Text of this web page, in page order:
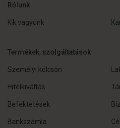
Rólunk
Kik vagyunk
Termékek, szolgáltatások
Személyi kölcsön
Hitelkiváltás
Befektetések
Bankszámla